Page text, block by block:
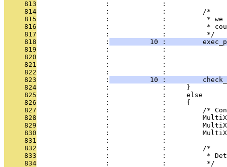
     813
                 :             :
     814
                 :             :         /*
     815
:             :          *
     816
:             :          *
     817
                 :             :          */
     818
                 :
10 :
     819
:             :
     820
:             :
     821
:             :
     822
:             :
     823
                 :
10 :
     824
                 :             :     }
     825
                 :             :     else
     826
                 :             :     {
     827
:             :         /*
     828
:             :
     829
:             :
     830
:             :
     831
                 :             :
     832
                 :             :         /*
     833
:             :          *
     834
                 :             :          */